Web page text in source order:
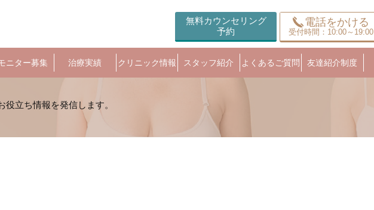
無料カウンセリング
予約
電話をかける
受付時間：10:00～19:00
ニター募集 治療実績 クリニック情報 スタッフ紹介 よくあるご質問 友達紹介制度